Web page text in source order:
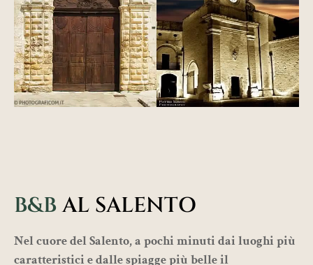
B&BAL SALENTO
Nel cuore delSalento, a pochi minuti dai luoghi più
caratteristici e dalle spiagge più belle il